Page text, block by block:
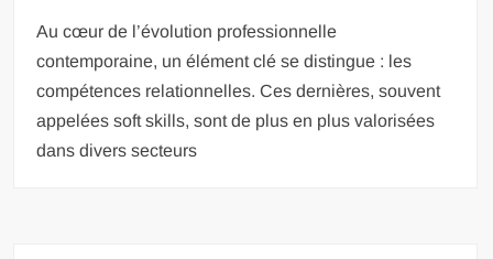
Au cœur de l’évolution professionnelle
contemporaine, un élément clé se distingue : les
compétences relationnelles. Ces dernières, souvent
appelées soft skills, sont de plus en plus valorisées
dans divers secteurs